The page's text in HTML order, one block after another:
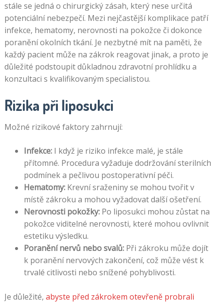
stále se jedná o chirurgický zásah, který nese určitá
potenciální nebezpečí. Mezi nejčastější komplikace patří
infekce, hematomy, nerovnosti na pokožce či dokonce
poranění okolních tkání. Je nezbytné mít na paměti, že
každý pacient může na zákrok reagovat jinak, a proto je
důležité podstoupit důkladnou zdravotní prohlídku a
konzultaci s kvalifikovaným specialistou.
Rizika při liposukci
Možné rizikové faktory zahrnují:
Infekce:I když je riziko infekce malé, je stále
přítomné. Procedura vyžaduje dodržování sterilních
podmínek a pečlivou postoperativní péči.
Hematomy:Krevní sraženiny se mohou tvořit v
místě zákroku a mohou vyžadovat další ošetření.
Nerovnosti pokožky:Po liposukci mohou zůstat na
pokožce viditelné nerovnosti, které mohou ovlivnit
estetiku výsledku.
Poranění nervů nebo svalů:Při zákroku může dojít
k poranění nervových zakončení, což může vést k
trvalé citlivosti nebo snížené pohyblivosti.
Je důležité, abyste před zákrokem otevřeně probrali